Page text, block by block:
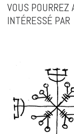
VOUS POURREZ
INTÉRESSÉ PAR